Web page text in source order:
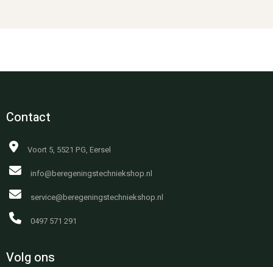
Contact
Voort 5, 5521 PG, Eersel
info@beregeningstechniekshop.nl
service@beregeningstechniekshop.nl
0497 571 291
Volg ons